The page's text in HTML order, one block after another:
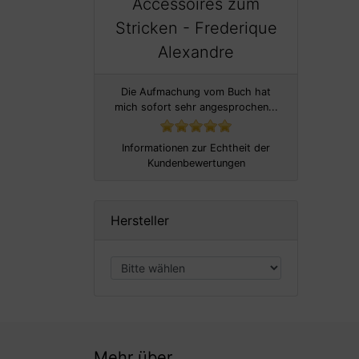
Accessoires zum
Stricken - Frederique
Alexandre
Die Aufmachung vom Buch hat
mich sofort sehr angesprochen...
Informationen zur Echtheit der
Kundenbewertungen
Hersteller